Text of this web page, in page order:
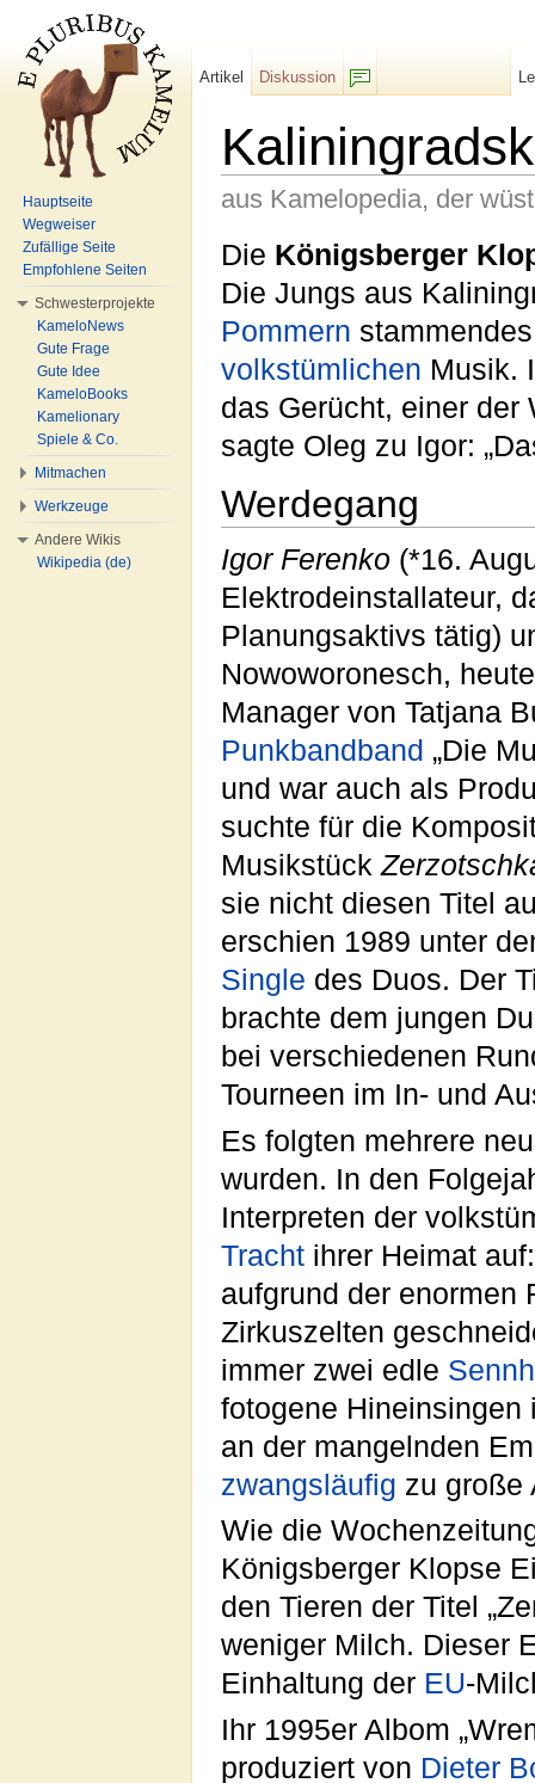
aus Kamelopedia, der
Die Königsberger
Die Jungs aus
Pommern
volkstümlichen Musik.
das Gerücht, einer der
sagte Oleg zu Igor:
Werdegang
Igor Ferenko (*16.
Elektrodeinstallateur,
Planungsaktivs tätig)
Nowoworonesch,
Manager von Tatjana
Punkbandband „Die
und war auch als
suchte für die
Musikstück
sie nicht diesen Titel
erschien 1989 unter
Single des Duos. Der
brachte dem jungen
bei verschiedenen
Tourneen im In- und
Es folgten mehrere
wurden. In den
Interpreten der
Tracht ihrer Heimat
aufgrund der enormen
Zirkuszelten
immer zwei edle
fotogene
an der mangelnden
zwangsläufig zu große
Wie die
Königsberger Klopse
den Tieren der Titel
weniger Milch. Dieser
Einhaltung der EU-
Ihr 1995er Albom
produziert von Dieter
Artikel
Diskussion
Hauptseite
Wegweiser
Zufällige Seite
Empfohlene Seiten
Schwesterprojekte
KameloNews
Gute Frage
Gute Idee
KameloBooks
Kamelionary
Spiele & Co.
Mitmachen
Werkzeuge
Andere Wikis
Wikipedia (de)